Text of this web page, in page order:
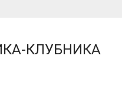
КЛУБНИКА